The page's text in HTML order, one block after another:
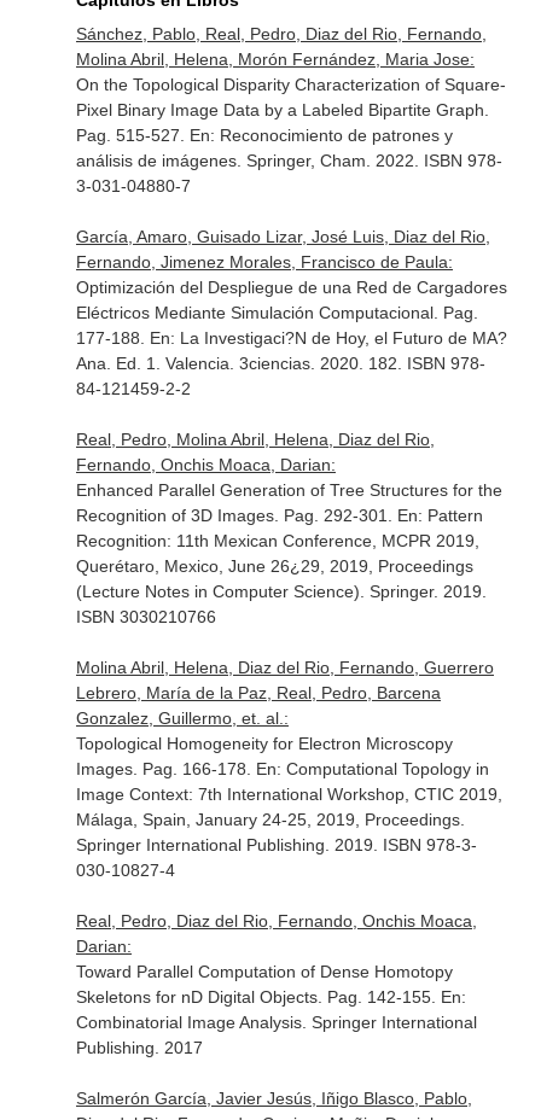
Sánchez, Pablo, Real, Pedro, Diaz del Rio, Fernando,
Molina Abril, Helena, Morón Fernández, Maria Jose:
On the Topological Disparity Characterization of Square-
Pixel Binary Image Data by a Labeled Bipartite Graph.
Pag. 515-527. En: Reconocimiento de patrones y
análisis de imágenes. Springer, Cham. 2022. ISBN 978-
3-031-04880-7
García, Amaro, Guisado Lizar, José Luis, Diaz del Rio,
Fernando, Jimenez Morales, Francisco de Paula:
Optimización del Despliegue de una Red de Cargadores
Eléctricos Mediante Simulación Computacional. Pag.
177-188. En: La Investigaci?N de Hoy, el Futuro de MA?
Ana . Ed. 1. Valencia. 3ciencias. 2020. 182. ISBN 978-
84-121459-2-2
Real, Pedro, Molina Abril, Helena, Diaz del Rio,
Fernando, Onchis Moaca, Darian:
Enhanced Parallel Generation of Tree Structures for the
Recognition of 3D Images. Pag. 292-301. En: Pattern
Recognition: 11th Mexican Conference, MCPR 2019,
Querétaro, Mexico, June 26¿29, 2019, Proceedings
(Lecture Notes in Computer Science) . Springer. 2019.
ISBN 3030210766
Molina Abril, Helena, Diaz del Rio, Fernando, Guerrero
Lebrero, María de la Paz, Real, Pedro, Barcena
Gonzalez, Guillermo, et. al.:
Topological Homogeneity for Electron Microscopy
Images. Pag. 166-178. En: Computational Topology in
Image Context: 7th International Workshop, CTIC 2019,
Málaga, Spain, January 24-25, 2019, Proceedings.
Springer International Publishing. 2019. ISBN 978-3-
030-10827-4
Real, Pedro, Diaz del Rio, Fernando, Onchis Moaca,
Darian:
Toward Parallel Computation of Dense Homotopy
Skeletons for nD Digital Objects. Pag. 142-155. En:
Combinatorial Image Analysis. Springer International
Publishing. 2017
Salmerón García, Javier Jesús, Iñigo Blasco, Pablo,